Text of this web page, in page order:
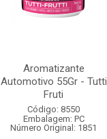
Aromatizante
Automotivo 55Gr - Tutti
Fruti
Código: 8550
Embalagem: PC
Número Original: 1851